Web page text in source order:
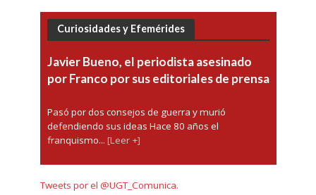
Curiosidades y Efemérides
Javier Bueno, el periodista asesinado
por Franco por sus editoriales de prensa
Pasó por dos consejos de guerra y murió
defendiendo sus ideas Hace 80 años el
franquismo... [Leer +]
Tweets por el @UGT_Comunica.